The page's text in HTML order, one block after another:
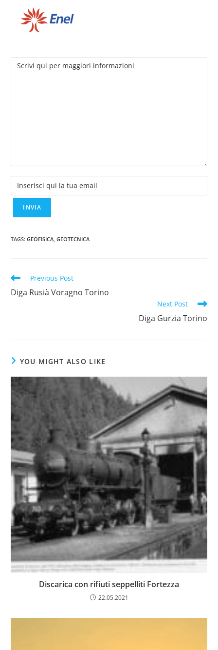
TAGS:GEOFISICA GEOTECNICA
Read
articles
Previous Post
Diga Rusià Voragno Torino
Next Post
Diga Gurzia Torino
YOU MIGHT ALSO LIKE
Discarica con rifiuti seppelliti Fortezza
22.05.2021